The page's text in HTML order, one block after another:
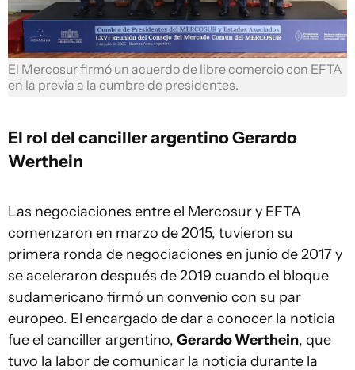
El Mercosur firmó un acuerdo de libre comercio con EFTA
en la previa a la cumbre de presidentes.
El rol del canciller argentino Gerardo
Werthein
Las negociaciones entre el Mercosur y EFTA
comenzaron en marzo de 2015, tuvieron su
primera ronda de negociaciones en junio de 2017 y
se aceleraron después de 2019 cuando el bloque
sudamericano firmó un convenio con su par
europeo. El encargado de dar a conocer la noticia
fue el canciller argentino, Gerardo Werthein, que
tuvo la labor de comunicar la noticia durante la